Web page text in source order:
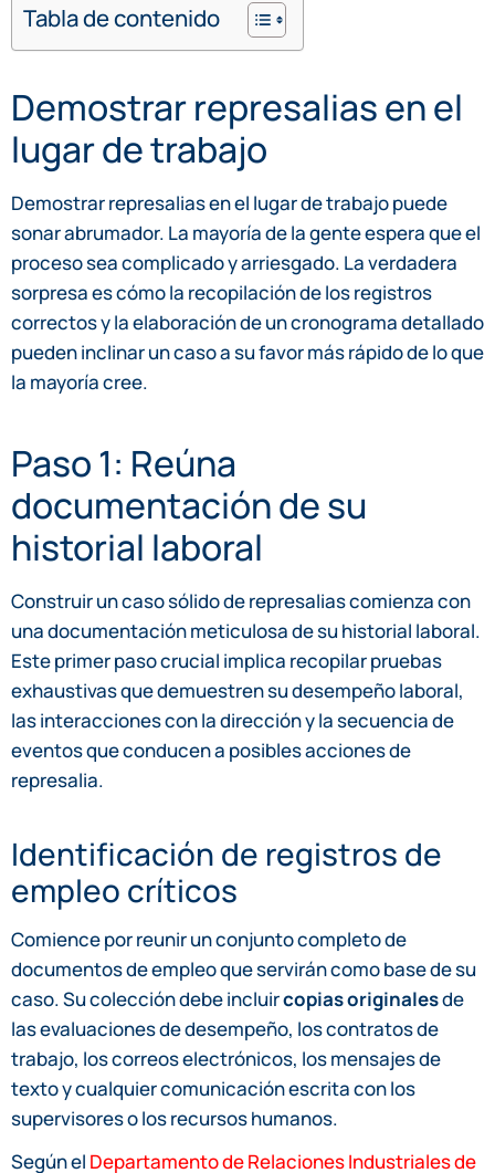
Tabla de contenido
Demostrar represalias en el
lugar de trabajo
Demostrar represalias en el lugar de trabajo puede
sonar abrumador. La mayoría de la gente espera que el
proceso sea complicado y arriesgado. La verdadera
sorpresa es cómo la recopilación de los registros
correctos y la elaboración de un cronograma detallado
pueden inclinar un caso a su favor más rápido de lo que
la mayoría cree.
Paso 1: Reúna
documentación de su
historial laboral
Construir un caso sólido de represalias comienza con
una documentación meticulosa de su historial laboral.
Este primer paso crucial implica recopilar pruebas
exhaustivas que demuestren su desempeño laboral,
las interacciones con la dirección y la secuencia de
eventos que conducen a posibles acciones de
represalia.
Identificación de registros de
empleo críticos
Comience por reunir un conjunto completo de
documentos de empleo que servirán como base de su
caso. Su colección debe incluircopias originalesde
las evaluaciones de desempeño, los contratos de
trabajo, los correos electrónicos, los mensajes de
texto y cualquier comunicación escrita con los
supervisores o los recursos humanos.
Según el Departamento de Relaciones Industriales de